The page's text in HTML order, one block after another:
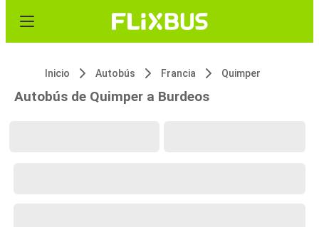
Inicio Autobús Francia Quimper
Autobús de Quimper a Burdeos